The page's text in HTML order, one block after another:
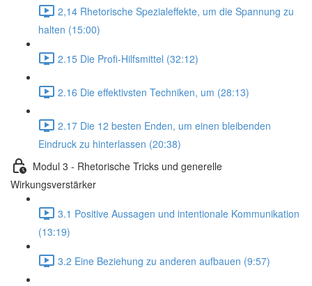
2,14 Rhetorische Spezialeffekte, um die Spannung zu
halten (15:00)
2.15 Die Profi-Hilfsmittel (32:12)
2.16 Die effektivsten Techniken, um (28:13)
2.17 Die 12 besten Enden, um einen bleibenden
Eindruck zu hinterlassen (20:38)
Modul 3 - Rhetorische Tricks und generelle
Wirkungsverstärker
3.1 Positive Aussagen und intentionale Kommunikation
(13:19)
3.2 Eine Beziehung zu anderen aufbauen (9:57)